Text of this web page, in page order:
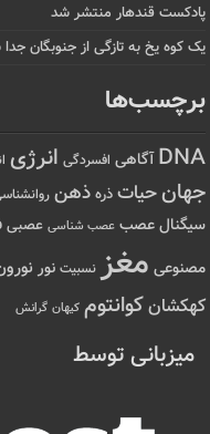
پادکست قندهار منتشر شد
یک کوه یخ به تازگی از جنوبگان
برچسب‌ها
DNA آگاهی افسردگی انرژی
جهانحیات ذره ذهن
سیگنال عصب عصب شناسی عصبی
مصنوعی مغز نسبیت نور
کهکشانکوانتوم کیهان گرانش
میزبانی توسط